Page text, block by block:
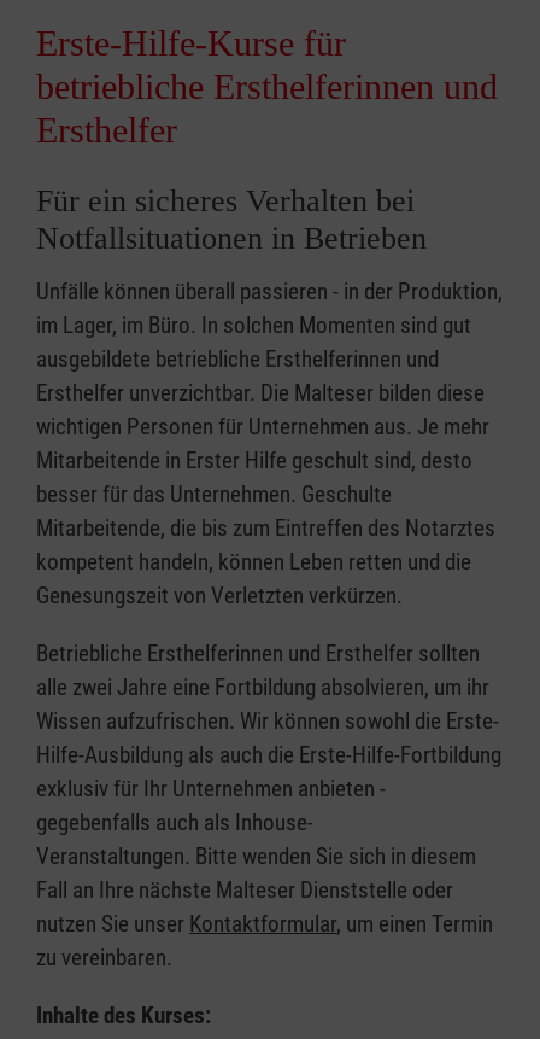
Erste-Hilfe-Kurse für
betriebliche Ersthelferinnen und
Ersthelfer
Für ein sicheres Verhalten bei
Notfallsituationen in Betrieben
Unfälle können überall passieren - in der Produktion,
im Lager, im Büro. In solchen Momenten sind gut
ausgebildete betriebliche Ersthelferinnen und
Ersthelfer unverzichtbar. Die Malteser bilden diese
wichtigen Personen für Unternehmen aus. Je mehr
Mitarbeitende in Erster Hilfe geschult sind, desto
besser für das Unternehmen. Geschulte
Mitarbeitende, die bis zum Eintreffen des Notarztes
kompetent handeln, können Leben retten und die
Genesungszeit von Verletzten verkürzen.
Betriebliche Ersthelferinnen und Ersthelfer sollten
alle zwei Jahre eine Fortbildung absolvieren, um ihr
Wissen aufzufrischen. Wir können sowohl die Erste-
Hilfe-Ausbildung als auch die Erste-Hilfe-Fortbildung
exklusiv für Ihr Unternehmen anbieten -
gegebenfalls auch als Inhouse-
Veranstaltungen. Bitte wenden Sie sich in diesem
Fall an Ihre nächste Malteser Dienststelle oder
nutzen Sie unser Kontaktformular, um einen Termin
zu vereinbaren.
Inhalte des Kurses: